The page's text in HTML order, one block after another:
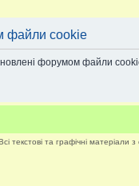
файли cookie
форумом файли
текстові та графічні матеріали